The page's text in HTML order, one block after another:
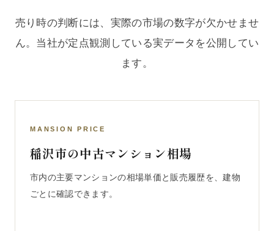
売り時の判断には、実際の市場の数字が欠かせませ
ん。当社が定点観測している実データを公開してい
ます。
MANSION PRICE
稲沢市の中古マンション相場
市内の主要マンションの相場単価と販売履歴を、建物
ごとに確認できます。